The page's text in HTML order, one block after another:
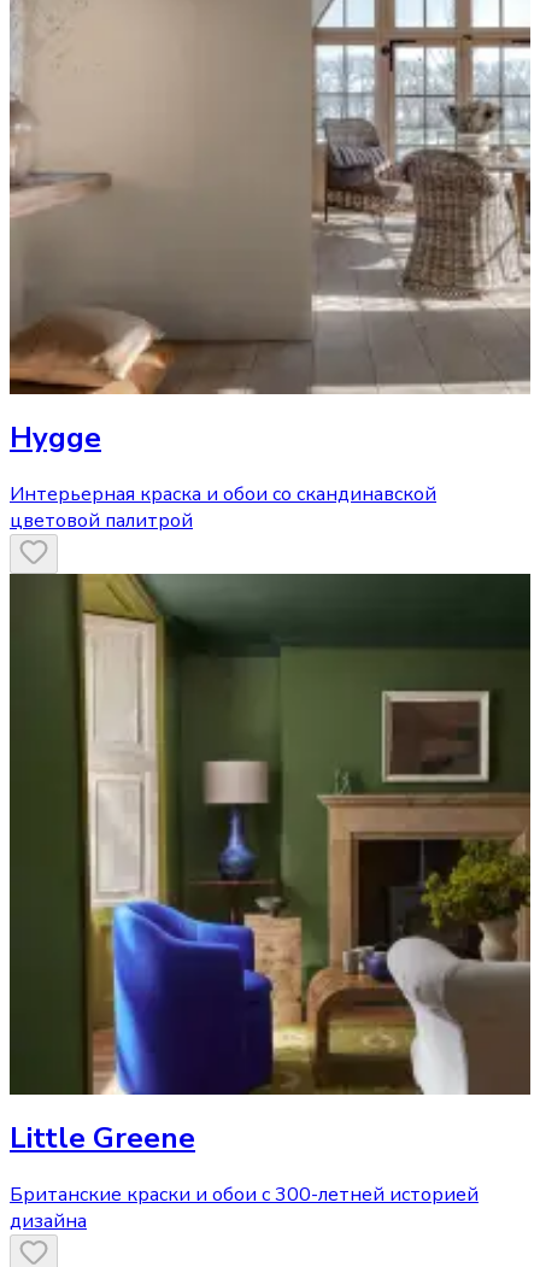
Hygge
Интерьерная краска и обои со скандинавской
цветовой палитрой
Little Greene
Британские краски и обои с 300-летней историей
дизайна